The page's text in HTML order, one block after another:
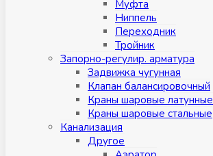
Муфта
Ниппель
Переходник
Тройник
Запорно-регулир. арматура
Задвижка чугунная
Клапан балансировочный
Краны шаровые латунные
Краны шаровые стальные
Канализация
Другое